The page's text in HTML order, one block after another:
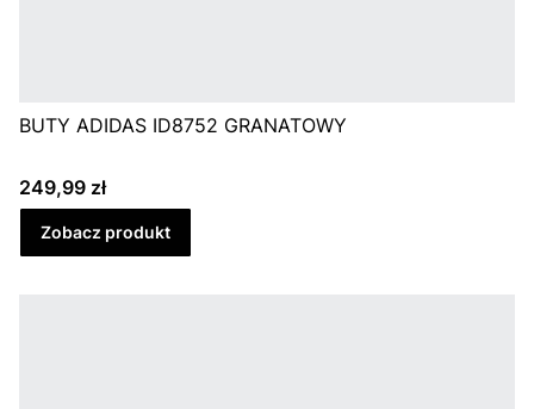
BUTY ADIDAS ID8752 GRANATOWY
Cena
249,99 zł
Zobacz produkt